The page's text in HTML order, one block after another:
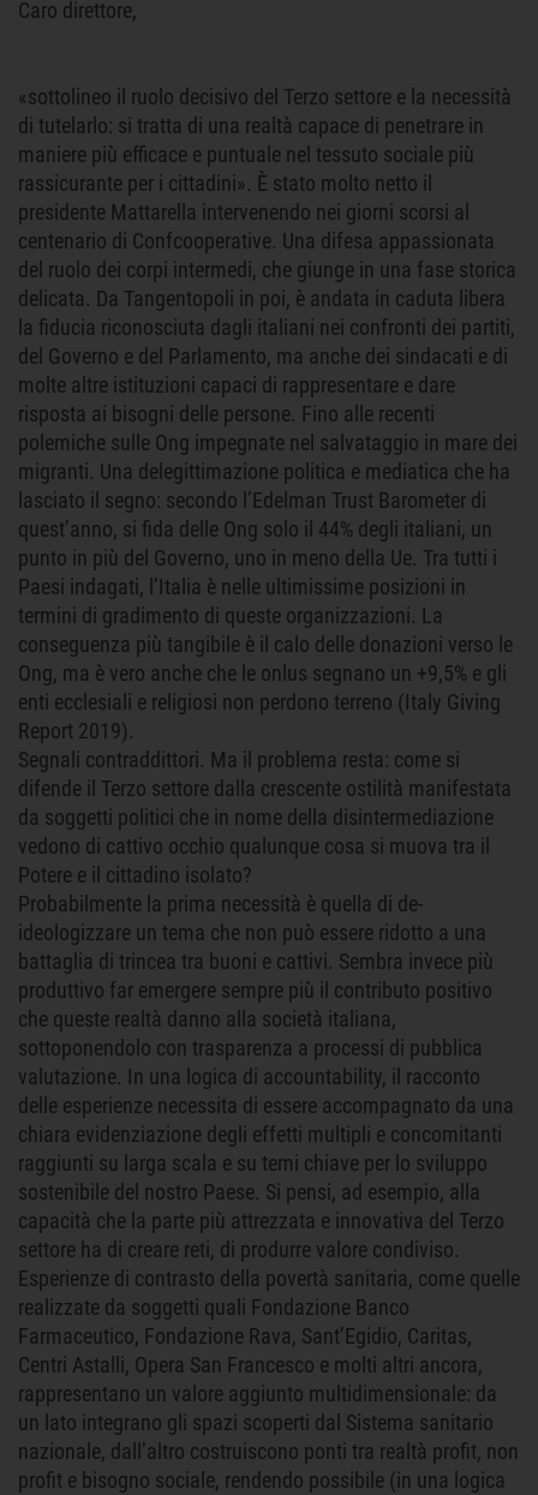
Caro direttore,
«sottolineo il ruolo decisivo del Terzo settore e la necessità
di tutelarlo: si tratta di una realtà capace di penetrare in
maniere più efficace e puntuale nel tessuto sociale più
rassicurante per i cittadini». È stato molto netto il
presidente Mattarella intervenendo nei giorni scorsi al
centenario di Confcooperative. Una difesa appassionata
del ruolo dei corpi intermedi, che giunge in una fase storica
delicata. Da Tangentopoli in poi, è andata in caduta libera
la fiducia riconosciuta dagli italiani nei confronti dei partiti,
del Governo e del Parlamento, ma anche dei sindacati e di
molte altre istituzioni capaci di rappresentare e dare
risposta ai bisogni delle persone. Fino alle recenti
polemiche sulle Ong impegnate nel salvataggio in mare dei
migranti. Una delegittimazione politica e mediatica che ha
lasciato il segno: secondo l’Edelman Trust Barometer di
quest’anno, si fida delle Ong solo il 44% degli italiani, un
punto in più del Governo, uno in meno della Ue. Tra tutti i
Paesi indagati, l’Italia è nelle ultimissime posizioni in
termini di gradimento di queste organizzazioni. La
conseguenza più tangibile è il calo delle donazioni verso le
Ong, ma è vero anche che le onlus segnano un +9,5% e gli
enti ecclesiali e religiosi non perdono terreno (Italy Giving
Report 2019).
Segnali contraddittori. Ma il problema resta: come si
difende il Terzo settore dalla crescente ostilità manifestata
da soggetti politici che in nome della disintermediazione
vedono di cattivo occhio qualunque cosa si muova tra il
Potere e il cittadino isolato?
Probabilmente la prima necessità è quella di de-
ideologizzare un tema che non può essere ridotto a una
battaglia di trincea tra buoni e cattivi. Sembra invece più
produttivo far emergere sempre più il contributo positivo
che queste realtà danno alla società italiana,
sottoponendolo con trasparenza a processi di pubblica
valutazione. In una logica di accountability, il racconto
delle esperienze necessita di essere accompagnato da una
chiara evidenziazione degli effetti multipli e concomitanti
raggiunti su larga scala e su temi chiave per lo sviluppo
sostenibile del nostro Paese. Si pensi, ad esempio, alla
capacità che la parte più attrezzata e innovativa del Terzo
settore ha di creare reti, di produrre valore condiviso.
Esperienze di contrasto della povertà sanitaria, come quelle
realizzate da soggetti quali Fondazione Banco
Farmaceutico, Fondazione Rava, Sant’Egidio, Caritas,
Centri Astalli, Opera San Francesco e molti altri ancora,
rappresentano un valore aggiunto multidimensionale: da
un lato integrano gli spazi scoperti dal Sistema sanitario
nazionale, dall’altro costruiscono ponti tra realtà profit, non
profit e bisogno sociale, rendendo possibile (in una logica